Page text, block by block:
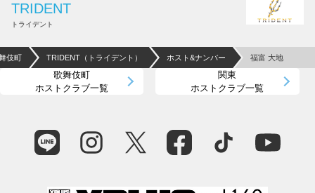
TRIDENT
トライデント
伎町 TRIDENT（トライデント） ホスト&ナンバー 福富 大地
歌舞伎町
ホストクラブ一覧
関東
ホストクラブ一覧